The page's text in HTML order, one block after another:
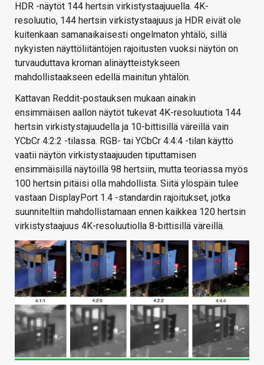
HDR -näytöt 144 hertsin virkistystaajuuella. 4K-
resoluutio, 144 hertsin virkistystaajuus ja HDR eivät ole
kuitenkaan samanaikaisesti ongelmaton yhtälö, sillä
nykyisten näyttöliitäntöjen rajoitusten vuoksi näytön on
turvauduttava kroman alinäytteistykseen
mahdollistaakseen edellä mainitun yhtälön.
Kattavan Reddit-postauksen mukaan ainakin
ensimmäisen aallon näytöt tukevat 4K-resoluutiota 144
hertsin virkistystajuudella ja 10-bittisillä väreillä vain
YCbCr 4:2:2 -tilassa. RGB- tai YCbCr 4:4:4 -tilan käyttö
vaatii näytön virkistystaajuuden tiputtamisen
ensimmäisillä näytöillä 98 hertsiin, mutta teoriassa myös
100 hertsin pitäisi olla mahdollista. Siitä ylöspäin tulee
vastaan DisplayPort 1.4 -standardin rajoitukset, jotka
suunniteltiin mahdollistamaan ennen kaikkea 120 hertsin
virkistystaajuus 4K-resoluutiolla 8-bittisillä väreillä.